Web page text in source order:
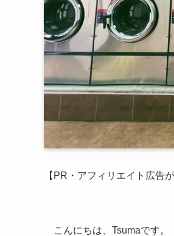
【PR・アフィリエイト広告
こんにちは、Tsumaです。